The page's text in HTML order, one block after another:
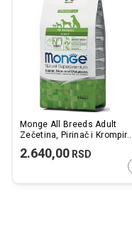
Monge All Breeds Adult
Zečetina, Pirinač i Krompir
2.640,00 RSD